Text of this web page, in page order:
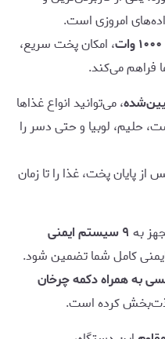
امروزی است.
۱۰۰۰ وات
، امکان پخت سریع،
فراهم می‌کند.
، می‌توانید انواع غذاها
حلیم، لوبیا و حتی دسر را
از پایان پخت، غذا را تا زمان
به
۹ سیستم ایمنی
کامل شما تضمین شود.
به همراه دکمه چرخان
لذت‌بخش کرده است.